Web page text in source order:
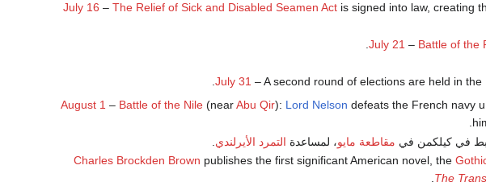
July 16 – The Relief of Sick and Disabled Seamen Actis signed into law, creating
July 21 – Battle of the
July 31 – A second round of elections are held in the
August 1 – Battle of the Nile (nearAbu Qir): Lord Nelson defeats the French navy
في كيلكمن في مقاطعة مايو، لمساعدة التمرد الأيرلندي
Charles Brockden Brown publishes the first significant American novel, the
The